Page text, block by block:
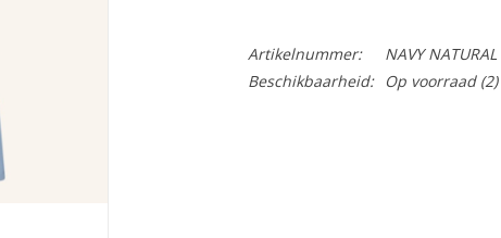
Artikelnummer:
NAVY NATURAL
Beschikbaarheid:
Op voorraad(2)